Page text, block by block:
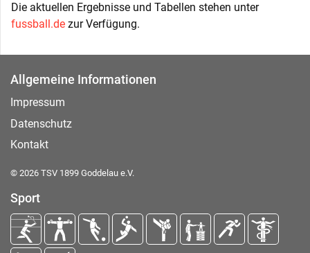
Die aktuellen Ergebnisse und Tabellen stehen unter
fussball.de zur Verfügung.
Allgemeine Informationen
Impressum
Datenschutz
Kontakt
© 2026 TSV 1899 Goddelau e.V.
Sport